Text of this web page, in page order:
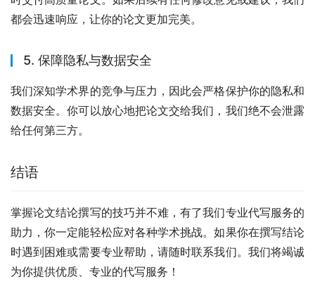
都会迅速响应，让你的论文更加完美。
5. 保障隐私与数据安全
我们深知学术界的竞争与压力，因此会严格保护你的隐私和
数据安全。你可以放心地把论文交给我们，我们绝不会泄露
给任何第三方。
结语
掌握论文结论撰写的技巧并不难，有了我们专业代写服务的
助力，你一定能轻松应对各种学术挑战。如果你在撰写结论
时遇到困难或需要专业帮助，请随时联系我们。我们将竭诚
为你提供优质、专业的代写服务！